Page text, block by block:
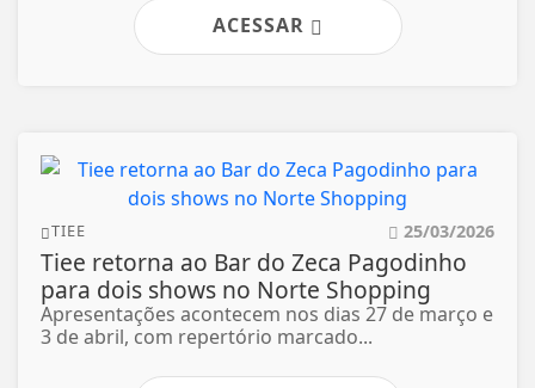
ACESSAR
TIEE 25/03/2026
Tiee retorna ao Bar do Zeca Pagodinho
para dois shows no Norte Shopping
Apresentações acontecem nos dias 27 de março e
3 de abril, com repertório marcado...